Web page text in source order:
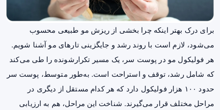
برای درک بهتر اینکه چرا بخشی از ریزش مو طبیعی محسوب
می‌شود، لازم است با روند رشد و جایگزینی تارهای مو آشنا شویم.
هر فولیکول مو در پوست سر، یک مسیر تکرارشونده را طی می‌کند
که شامل رشد، توقف و استراحت است. به‌طور متوسط، پوست سر
حدود ۱۰۰ هزار فولیکول دارد که هر کدام مستقل از دیگری در
مراحل مختلف قرار می‌گیرند. شناخت این مراحل، هم به ارزیابی